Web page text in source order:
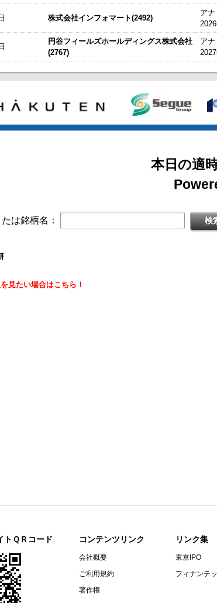
静銀リース株式会社との業務提携に関するお知らせ
「熊本中央センター」 新規開設のお知らせ
自己株式の取得および自己株式立会外買付取引（ToSTNeT-
コーポレート・ガバナンスに関する報告書 2026/08/07
プンアップグループ(2154)
2026年6月期 通期決算説明資料
2027年３月期 第１四半期決算短信［日本基準］(連結)
密(7771)
今すぐ登録
令和９年３月期 第１四半期決算短信〔日本基準〕(連結)
スコ(4674)
今すぐ登録
2026年12月期第２四半期（中間期）決算短信〔日本基準〕（
（開示事項の経過）株式会社マックビーヒル就労支援機構の
ク・ホールディングス(268A)
2026年12月期第２四半期（中間期）決算短信〔ＩＦＲＳ〕(連
(2311)
2026年12月期第2四半期決算説明資料
株式会社インフォマート(2492)
アナ
円谷フィールズホールディングス株式会社
(2767)
アナ
載企業
カバー（5253：グロ
掲載開始日：7/1
ゴルフ・ドゥ（
掲載開始日：5/21
梅の花グループ（
本日の適
は銘柄名：
見たい場合はこちら！
トＱＲコード コンテンツリンク
会社概要
ご利用規約
著作権
リンク集
東京IPO
フィナンテ